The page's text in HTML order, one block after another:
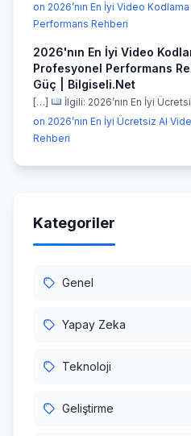
on 2026’nın En İyi Video
Performans Rehberi
2026'nın En İyi Video
Profesyonel Performans
Güç | Bilgiseli.Net
[…]
İlgili: 2026’nın En İyi
on 2026’nın En İyi Ücretsiz AI
Rehberi
Kategoriler
Genel
Yapay Zeka
Teknoloji
Geliştirme